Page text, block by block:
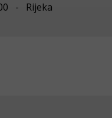
- Rijeka